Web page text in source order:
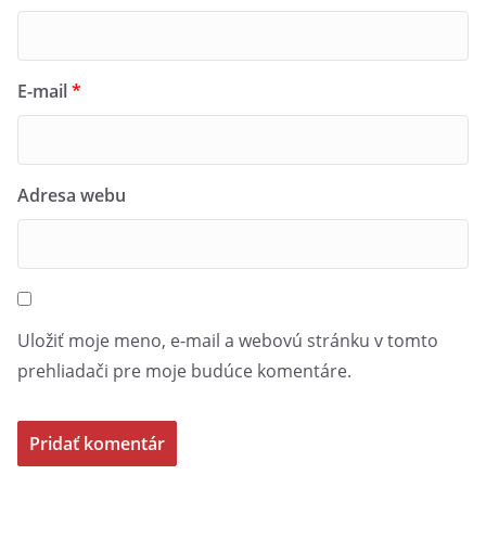
E-mail*
Adresa webu
Uložiť moje meno, e-mail a webovú stránku v tomto
prehliadači pre moje budúce komentáre.